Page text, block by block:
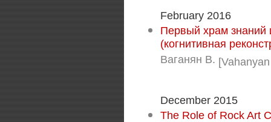
February 2016
Первый храм знаний
(когнитивная
Ваганян В.
December 2015
The Role of Rock Art